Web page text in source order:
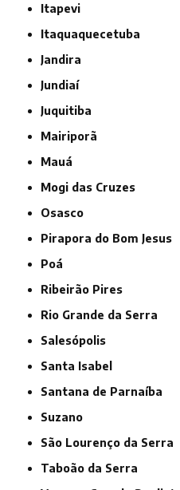
Itapevi
Itaquaquecetuba
Jandira
Jundiaí
Juquitiba
Mairiporã
Mauá
Mogi das Cruzes
Osasco
Pirapora do Bom Jesus
Poá
Ribeirão Pires
Rio Grande da Serra
Salesópolis
Santa Isabel
Santana de Parnaíba
Suzano
São Lourenço da Serra
Taboão da Serra